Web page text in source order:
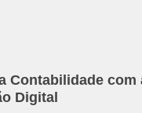
Contabilidade com
Digital